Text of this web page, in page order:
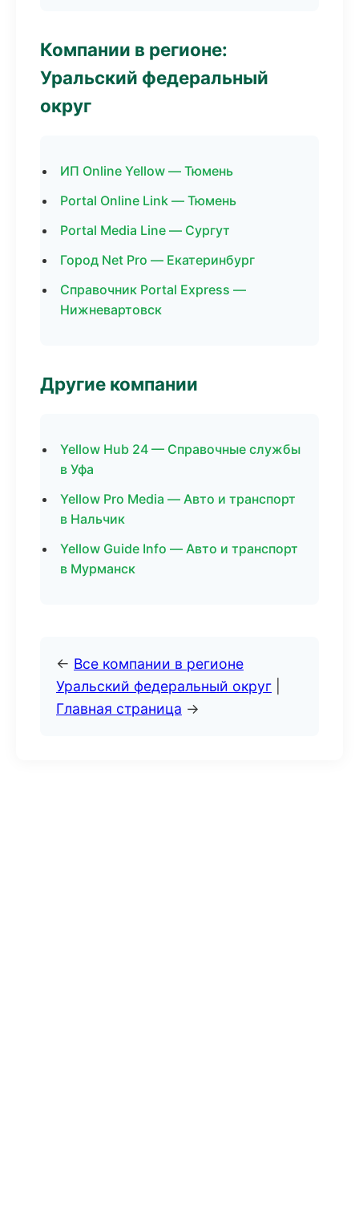
Компании в регионе:
Уральский федеральный
округ
ИП Online Yellow — Тюмень
Portal Online Link — Тюмень
Portal Media Line — Сургут
Город Net Pro — Екатеринбург
Справочник Portal Express —
Нижневартовск
Другие компании
Yellow Hub 24 — Справочные службы
в Уфа
Yellow Pro Media — Авто и транспорт
в Нальчик
Yellow Guide Info — Авто и транспорт
в Мурманск
← Все компании в регионе
Уральский федеральный округ
Главная страница →